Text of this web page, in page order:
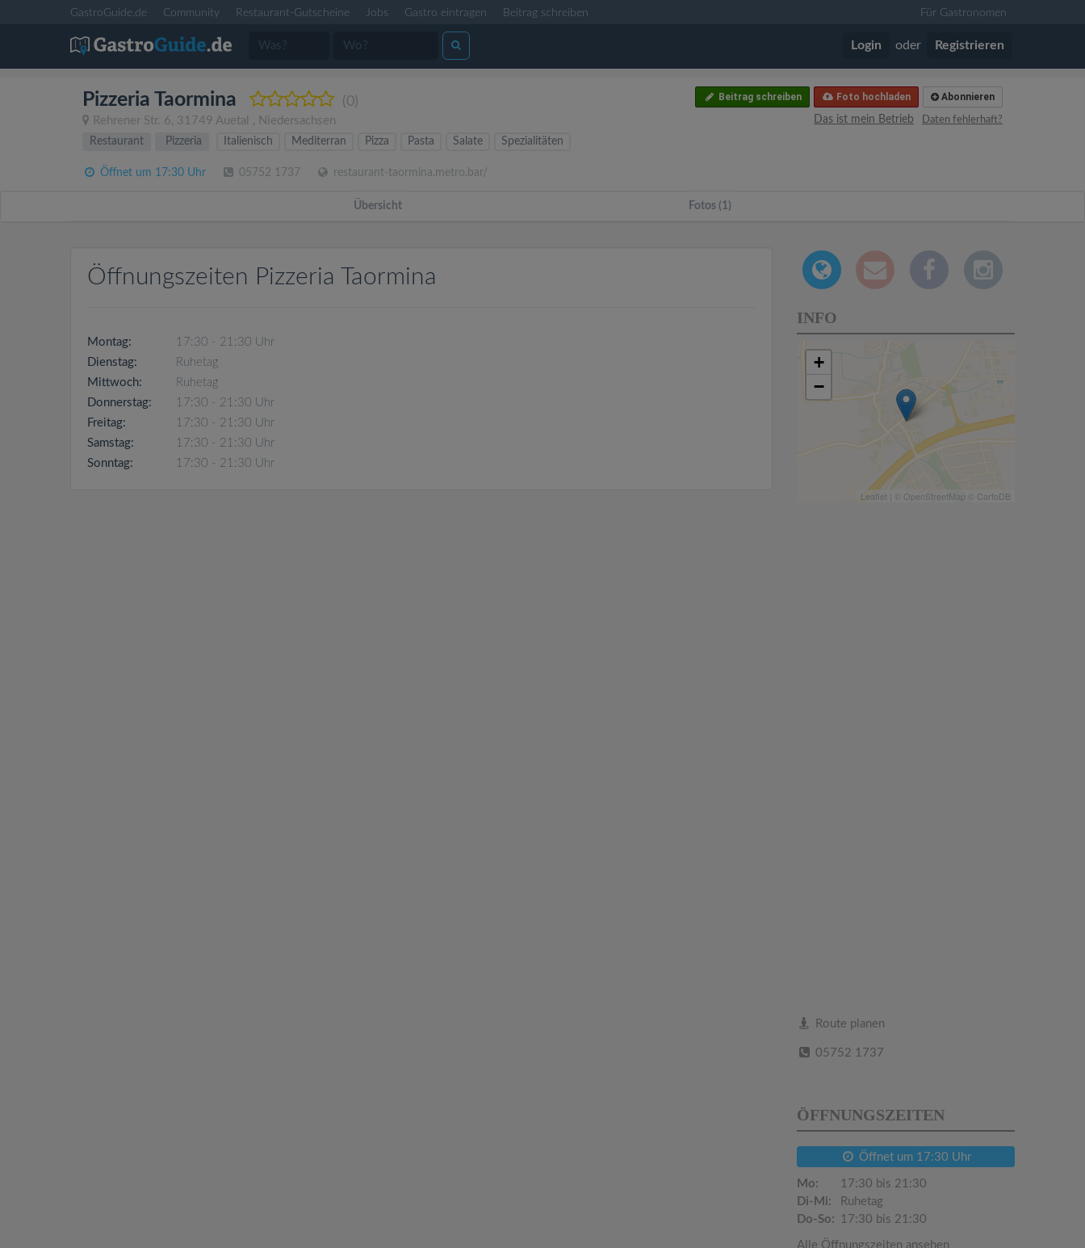
GastroGuide.de Community Restaurant-Gutscheine Jobs Gastro eintragen Beitrag schreiben Für Gastronomen
Login oder Registrieren
Pizzeria Taormina (0)
Rehrener Str. 6, 31749 Auetal , Niedersachsen
Abonnieren
Foto hochladen
Beitrag schreiben
Daten fehlerhaft?
Das ist mein Betrieb
Restaurant
Pizzeria Italienisch Mediterran Pizza Pasta Salate Spezialitäten
Öffnet um 17:30 Uhr 05752 1737 restaurant-taormina.metro.bar/
Übersicht Fotos (1)
Öffnungszeiten Pizzeria Taormina
Montag:
17:30 - 21:30 Uhr
Dienstag:
Ruhetag
Mittwoch:
Ruhetag
Donnerstag:
17:30 - 21:30 Uhr
Freitag:
17:30 - 21:30 Uhr
Samstag:
17:30 - 21:30 Uhr
Sonntag:
17:30 - 21:30 Uhr
INFO
+
−
Leaflet | © OpenStreetMap © CartoDB
Route planen
05752 1737
ÖFFNUNGSZEITEN
Öffnet um 17:30 Uhr
Mo:
17:30 bis 21:30
Di-Mi:
Ruhetag
Do-So:
17:30 bis 21:30
Alle Öffnungszeiten ansehen